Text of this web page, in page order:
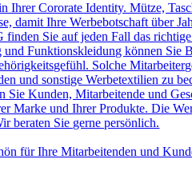
Ihrer Cororate Identity. Mütze,
damit Ihre Werbebotschaft über
Sie auf jeden Fall das
und Funktionskleidung können Sie
Solche
und sonstige Werbetextilien zu
Sie Kunden, Mitarbeitende und
Marke und Ihrer Produkte. Die
beraten Sie gerne persönlich.
für Ihre Mitarbeitenden und